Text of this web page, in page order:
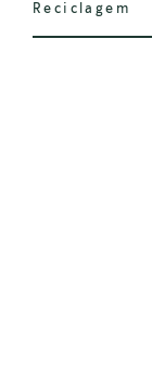
Reciclagem